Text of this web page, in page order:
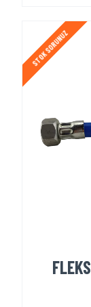
STOK SORUNUZ